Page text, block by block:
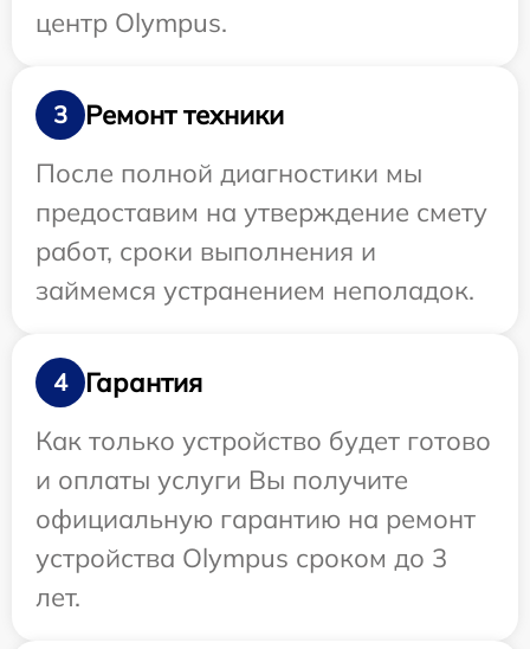
центр Olympus.
3
Ремонт техники
После полной диагностики мы
предоставим на утверждение смету
работ, сроки выполнения и
займемся устранением неполадок.
4
Гарантия
Как только устройство будет готово
и оплаты услуги Вы получите
официальную гарантию на ремонт
устройства Olympus сроком до 3
лет.